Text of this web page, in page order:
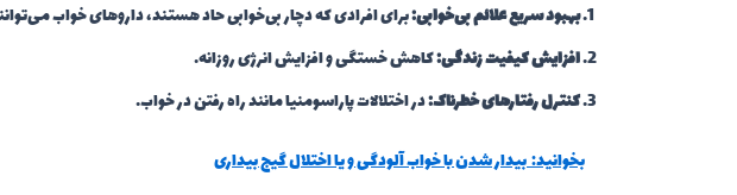
بهبود سریع علائم بی‌خوابی:برای افرادی که دچار بی‌خوابی حاد هستند، داروهای خواب
افزایش کیفیت زندگی:کاهش خستگی و افزایش انرژی روزانه.
کنترل رفتارهای خطرناک:در اختلالات پاراسومنیا مانند راه رفتن در خواب.
بخوانید:بیدار شدن با خواب آلودگی و یا اختلال گیج بیداری